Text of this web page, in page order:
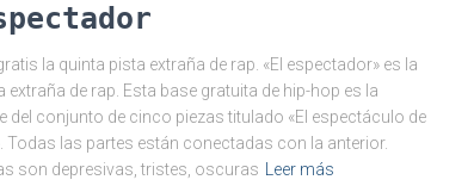
la quinta pista extraña de rap. «El espectador» es la
extraña de rap. Esta base gratuita de hip-hop es la
del conjunto de cinco piezas titulado «El espectáculo de
Todas las partes están conectadas con la anterior.
son depresivas, tristes, oscuras
Leer más